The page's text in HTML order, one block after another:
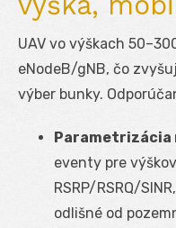
UAV vo výškach
eNodeB/gNB, čo
výber bunky.
Parametrizácia
eventy pre
RSRP/RSRQ/
odlišné od